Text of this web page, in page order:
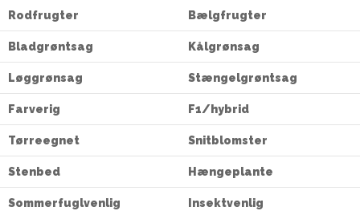
Rodfrugter Bælgfrugter
Bladgrøntsag Kålgrønsag
Løggrønsag Stængelgrøntsag
Farverig F1/hybrid
Tørreegnet Snitblomster
Stenbed Hængeplante
Sommerfuglvenlig Insektvenlig